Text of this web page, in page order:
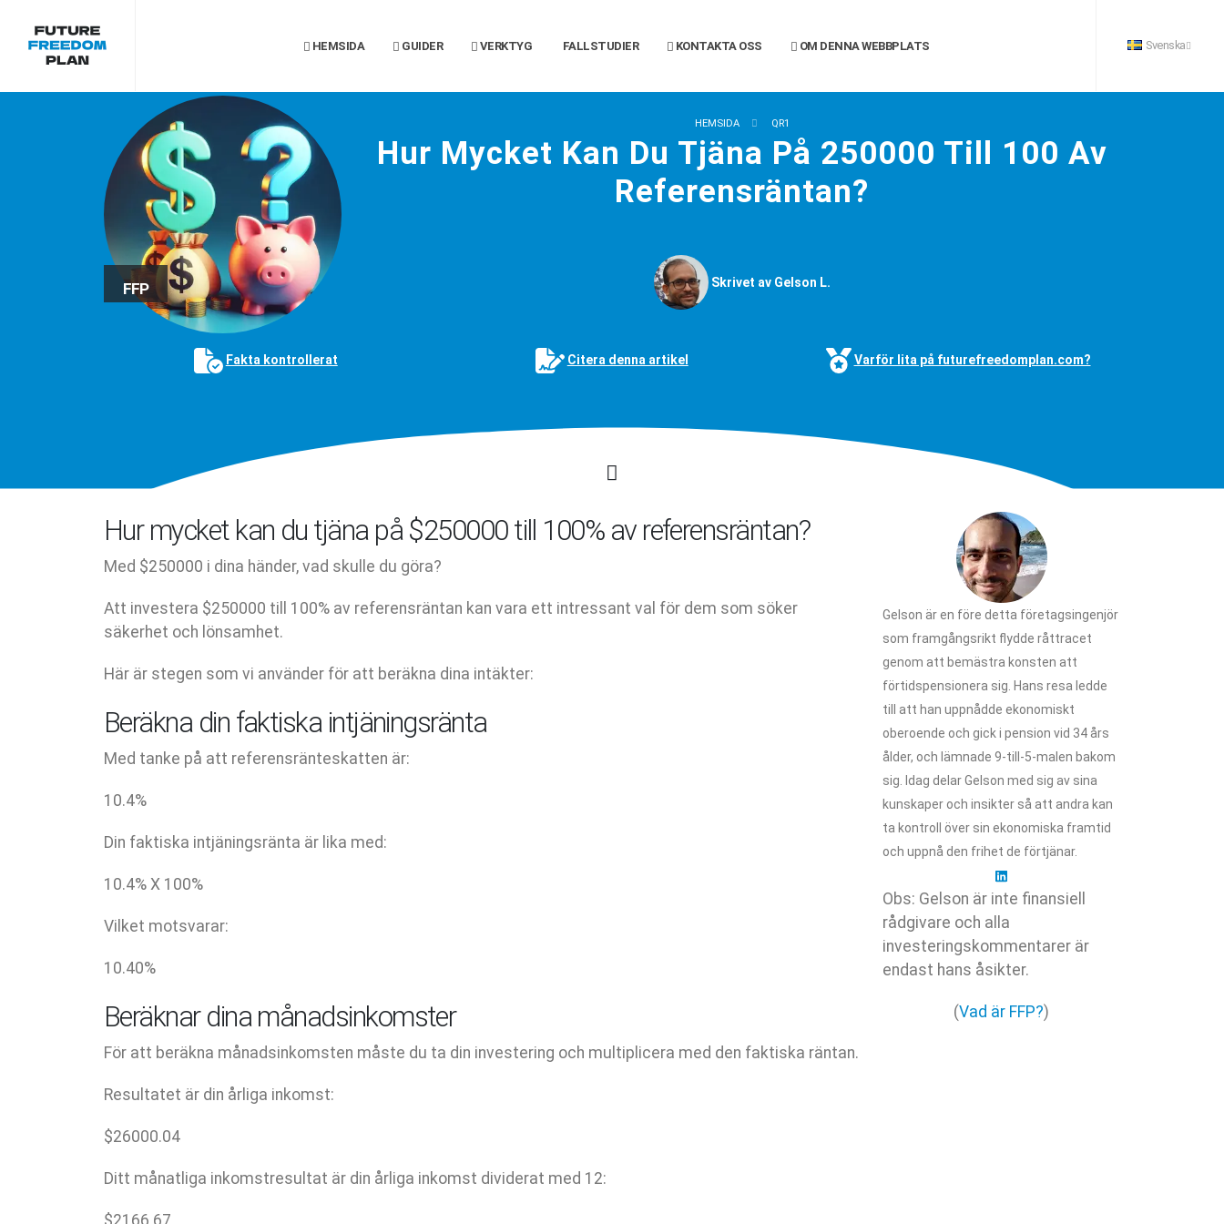
HEMSIDA GUIDER VERKTYG FALLSTUDIER KONTAKTA OSS OM DENNA WEBBPLATS Svenska
FFP
HEMSIDA QR1
Hur Mycket Kan Du Tjäna På 250000 Till 100 Av
Referensräntan?
Skrivet av Gelson L.
Fakta kontrollerat Citera denna artikel Varför lita på futurefreedomplan.com?
Hur mycket kan du tjäna på $250000 till 100% av referensräntan?
Med $250000 i dina händer, vad skulle du göra?
Att investera $250000 till 100% av referensräntan kan vara ett intressant val för dem som söker
säkerhet och lönsamhet.
Här är stegen som vi använder för att beräkna dina intäkter:
Beräkna din faktiska intjäningsränta
Med tanke på att referensränteskatten är:
10.4%
Din faktiska intjäningsränta är lika med:
10.4% X 100%
Vilket motsvarar:
10.40%
Beräknar dina månadsinkomster
För att beräkna månadsinkomsten måste du ta din investering och multiplicera med den faktiska räntan.
Resultatet är din årliga inkomst:
$26000.04
Ditt månatliga inkomstresultat är din årliga inkomst dividerat med 12:
$2166.67
Gelson är en före detta företagsingenjör
som framgångsrikt flydde råttracet
genom att bemästra konsten att
förtidspensionera sig. Hans resa ledde
till att han uppnådde ekonomiskt
oberoende och gick i pension vid 34 års
ålder, och lämnade 9-till-5-malen bakom
sig. Idag delar Gelson med sig av sina
kunskaper och insikter så att andra kan
ta kontroll över sin ekonomiska framtid
och uppnå den frihet de förtjänar.
Obs: Gelson är inte finansiell
rådgivare och alla
investeringskommentarer är
endast hans åsikter.
(Vad är FFP?)